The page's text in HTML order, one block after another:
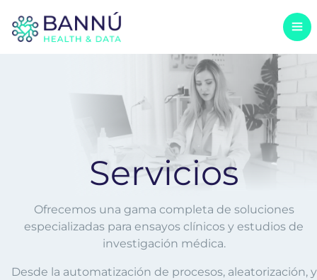
Servicios
Servicios
Ofrecemos una gama completa de soluciones
especializadas para ensayos clínicos y estudios de
investigación médica.
Desde la automatización de procesos, aleatorización, y